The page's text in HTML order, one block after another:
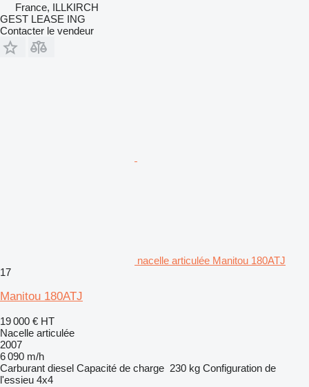
France, ILLKIRCH
GEST LEASE ING
Contacter le vendeur
nacelle articulée Manitou 180ATJ
17
Manitou 180ATJ
19 000 € HT
Nacelle articulée
2007
6 090 m/h
Carburant diesel Capacité de charge 230 kg Configuration de
l'essieu 4x4